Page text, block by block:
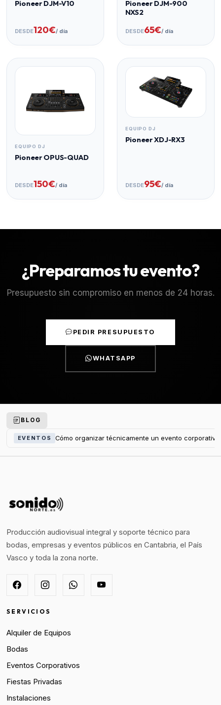
Pioneer DJM-V10
DESDE120€/ día
Pioneer DJM-900
NXS2
DESDE65€/ día
EQUIPO DJ
Pioneer OPUS-QUAD
DESDE150€/ día
EQUIPO DJ
Pioneer XDJ-RX3
DESDE95€/ día
¿Preparamos tu evento?
Presupuesto sin compromiso en menos de 24 horas.
PEDIR PRESUPUESTO
WHATSAPP
BLOG
EVENTOS Cómo organizar técnicamente un evento
Producción audiovisual integral y soporte técnico para
bodas, empresas y eventos públicos en Cantabria, el País
Vasco y toda la zona norte.
SERVICIOS
Alquiler de Equipos
Bodas
Eventos Corporativos
Fiestas Privadas
Instalaciones